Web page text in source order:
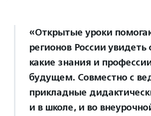
«Открытые уроки
регионов России
какие знания и
будущем. Совместно с
прикладные
и в школе, и во